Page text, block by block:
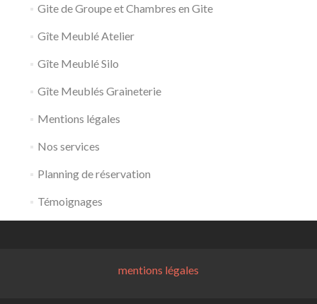
Gite de Groupe et Chambres en Gite
Gîte Meublé Atelier
Gîte Meublé Silo
Gîte Meublés Graineterie
Mentions légales
Nos services
Planning de réservation
Témoignages
mentions légales